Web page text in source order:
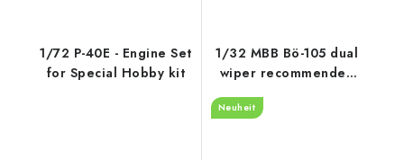
1/72 P-40E - Engine Set
for Special Hobby kit
1/32 MBB Bö-105 dual
wiper recommended
Neuheit